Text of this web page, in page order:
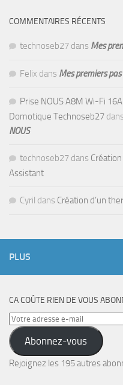
COMMENTAIRES RÉCENTS
technoseb27 dans Mes
Felix dans Mes premiers
Prise NOUS A8M Wi-Fi
Domotique Technoseb27 dans
NOUS
technoseb27 dans
Assistant
Cyril dans Création d’un
PLUS
CA COÛTE RIEN DE VOUS
Votre
adresse
e-
mail
Abonnez-vous
Rejoignez les 195 autres